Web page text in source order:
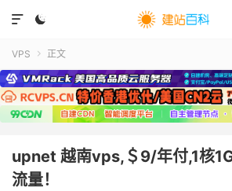


VPS  正文
upnet 越南vps,＄9/年付,1核
流量！